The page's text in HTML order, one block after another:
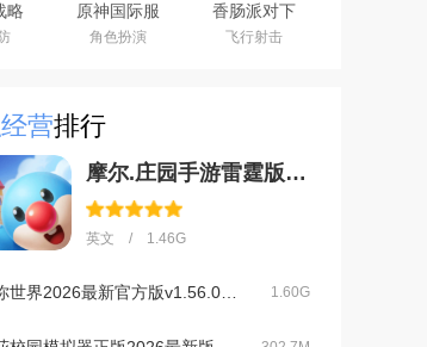
略
最
原神国际服
(Genshin
Impact)下载
角色扮演
香肠派对下
载2026最新
版
飞行射击
营排行
摩尔.庄园手游雷霆版下载官方版v2.9.24091002S安卓版
英文 / 1.46G
1.60G